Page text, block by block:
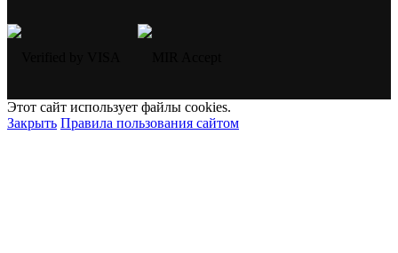
Этот сайт использует файлы cookies.
Закрыть Правила пользования сайтом